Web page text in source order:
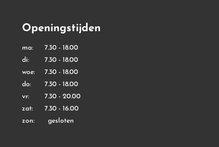
Openingstijden
ma: 7.30 - 18.00
di: 7.30 - 18.00
woe: 7.30 - 18.00
do: 7.30 - 18.00
vr: 7.30 - 20.00
zat: 7.30 - 16.00
zon: gesloten